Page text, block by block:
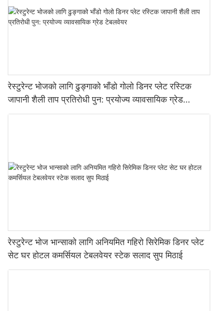
रेस्टुरेन्ट भोजको लागि ढुङ्गाको भाँडो गोलो डिनर प्लेट रस्टिक
जापानी शैली ताप प्रतिरोधी पुन: प्रयोज्य व्यावसायिक ग्रेड
टेबलवेयर
रेस्टुरेन्ट भोज भान्साको लागि अनियमित गहिरो सिरेमिक डिनर प्लेट
सेट घर होटल कमर्सियल टेबलवेयर स्टेक सलाद सुप मिठाई